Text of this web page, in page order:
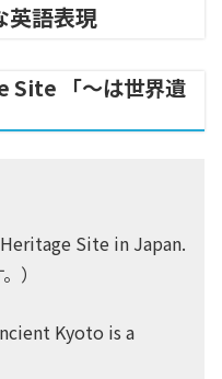
英語表現
「〜は世界遺
Site in Japan.
）
Kyoto is a